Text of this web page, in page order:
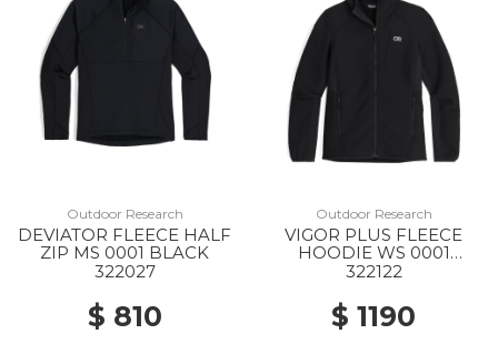
Outdoor Research
DEVIATOR FLEECE HALF
ZIP MS 0001 BLACK
322027
$ 810
Outdoor Research
VIGOR PLUS FLEECE
HOODIE WS 0001
BLACK
322122
$ 1190